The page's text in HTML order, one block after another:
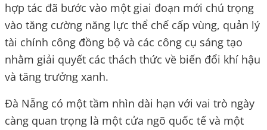
hợp tác đã bước vào một giai đoạn mới chú trọng
vào tăng cường năng lực thể chế cấp vùng, quản lý
tài chính công đồng bộ và các công cụ sáng tạo
nhằm giải quyết các thách thức về biến đổi khí hậu
và tăng trưởng xanh.
Đà Nẵng có một tầm nhìn dài hạn với vai trò ngày
càng quan trọng là một cửa ngõ quốc tế và một